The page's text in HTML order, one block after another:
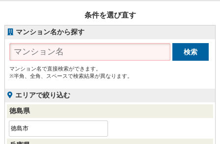
条件を選び直す
マンション名から探す
マンション名で直接検索ができます。
※半角、全角、スペースで検索結果が異なります。
エリアで絞り込む
徳島県
徳島市